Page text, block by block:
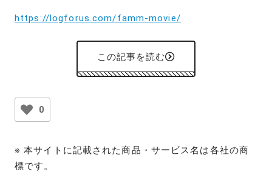
https://logforus.com/famm-movie/
この記事を読む
0
※ 本サイトに記載された商品・サービス名は各社の商
標です。